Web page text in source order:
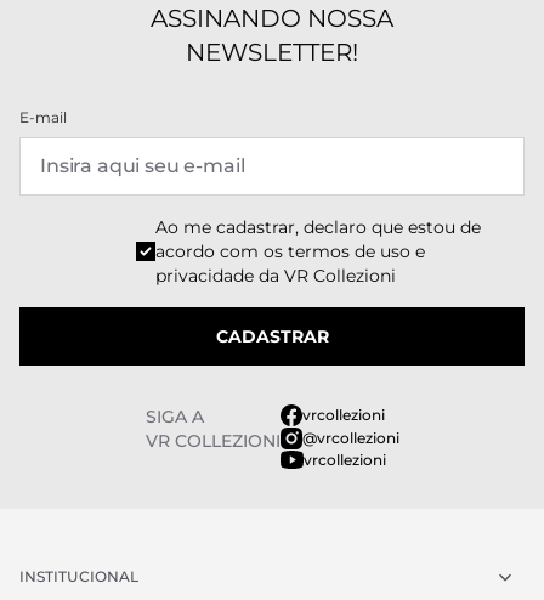
ASSINANDO NOSSA
NEWSLETTER!
E-mail
Ao me cadastrar, declaro que estou de
acordo com os termos de uso e
privacidade da VR Collezioni
CADASTRAR
SIGA A
VR COLLEZIONI
vrcollezioni
@vrcollezioni
vrcollezioni
INSTITUCIONAL